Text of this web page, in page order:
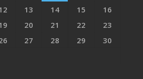
13 14 15
16
20 21 22
23
27 28 29
30